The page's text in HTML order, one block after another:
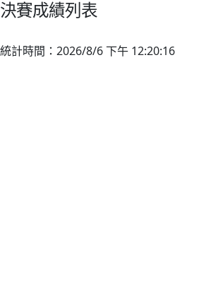
決賽成績列表
統計時間：2026/8/6 下午 12:20:16